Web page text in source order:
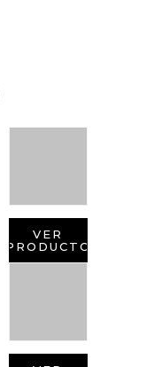
VER
PRODUCTO